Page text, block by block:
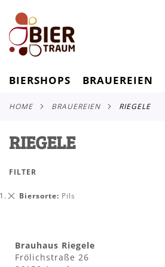
BIERSHOPS BRAUEREIEN
HOME BRAUEREIEN RIEGELE
RIEGELE
FILTER
Biersorte Pils
Dies
Brauhaus Riegele
Frölichstraße 26